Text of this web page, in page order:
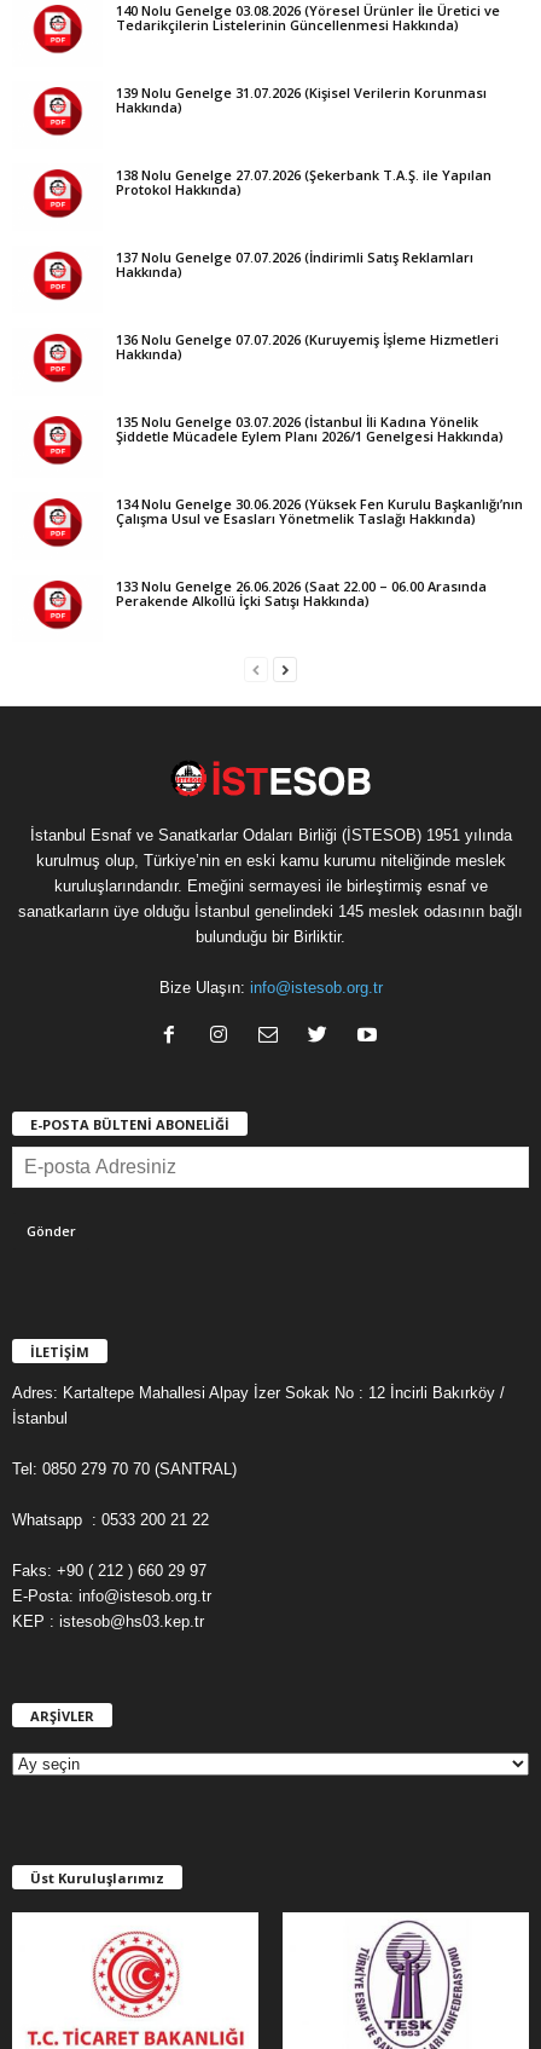
140 Nolu Genelge 03.08.2026 (Yöresel Ürünler İle Üretici ve
Tedarikçilerin Listelerinin Güncellenmesi Hakkında)
139 Nolu Genelge 31.07.2026 (Kişisel Verilerin Korunması
Hakkında)
138 Nolu Genelge 27.07.2026 (Şekerbank T.A.Ş. ile Yapılan
Protokol Hakkında)
137 Nolu Genelge 07.07.2026 (İndirimli Satış Reklamları
Hakkında)
136 Nolu Genelge 07.07.2026 (Kuruyemiş İşleme Hizmetleri
Hakkında)
135 Nolu Genelge 03.07.2026 (İstanbul İli Kadına Yönelik
Şiddetle Mücadele Eylem Planı 2026/1 Genelgesi Hakkında)
134 Nolu Genelge 30.06.2026 (Yüksek Fen Kurulu Başkanlığı’nın
Çalışma Usul ve Esasları Yönetmelik Taslağı Hakkında)
133 Nolu Genelge 26.06.2026 (Saat 22.00 – 06.00 Arasında
Perakende Alkollü İçki Satışı Hakkında)
İstanbul Esnaf ve Sanatkarlar Odaları Birliği (İSTESOB) 1951 yılında
kurulmuş olup, Türkiye’nin en eski kamu kurumu niteliğinde meslek
kuruluşlarındandır. Emeğini sermayesi ile birleştirmiş esnaf ve
sanatkarların üye olduğu İstanbul genelindeki 145 meslek odasının bağlı
bulunduğu bir Birliktir.
Bize Ulaşın: info@istesob.org.tr
E-POSTA BÜLTENİ ABONELİĞİ
İLETİŞİM
Adres: Kartaltepe Mahallesi Alpay İzer Sokak No : 12 İncirli Bakırköy /
İstanbul
Tel: 0850 279 70 70 (SANTRAL)
Whatsapp : 0533 200 21 22
Faks: +90 ( 212 ) 660 29 97
E-Posta: info@istesob.org.tr
KEP : istesob@hs03.kep.tr
ARŞİVLER
E
R
Üst Kuruluşlarımız